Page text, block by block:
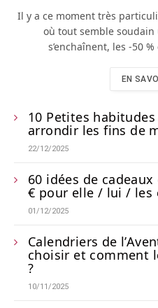
Il y a ce moment très
où tout semble
s’enchaînent, les -50
EN
10 Petites
arrondir les fins de
22/12/2025
60 idées de
€ pour elle / lui / les
01/12/2025
Calendriers de
choisir et comment
?
10/11/2025